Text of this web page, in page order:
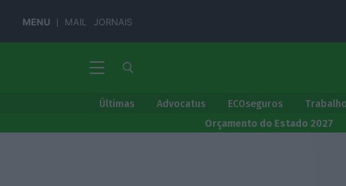
MENU MAIL JORNAIS
Últimas Advocatus ECOseguros Trabalho
Orçamento do Estado 2027